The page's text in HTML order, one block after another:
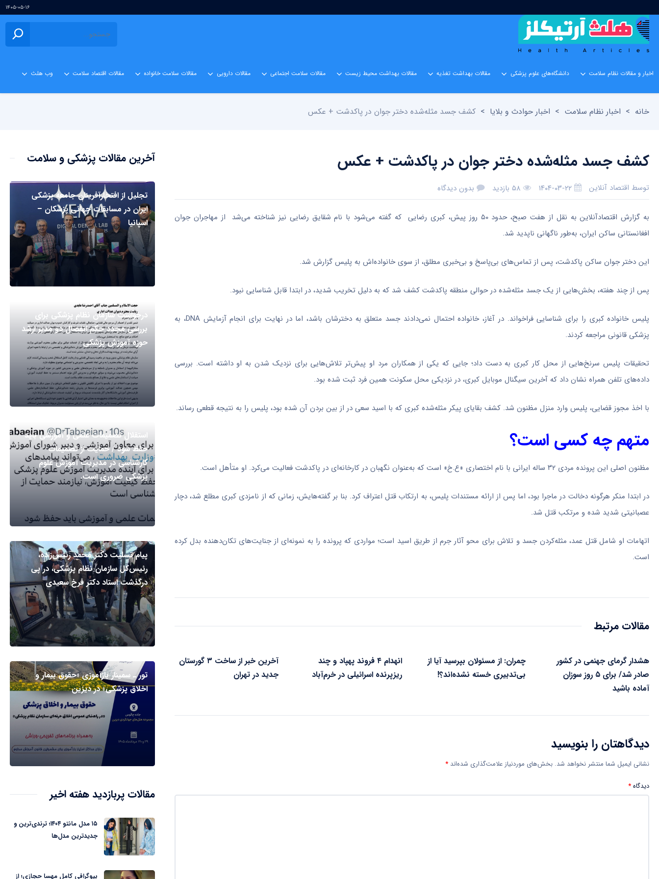
۱۴۰۵-۰۵-۱۶
اخبار و مقالات نظام سلامت دانشگاه‌های علوم پزشکی مقالات بهداشت تغذیه مقالات بهداشت محیط زیست مقالات سلامت اجتماعی مقالات دارویی مقالات سلامت خانواده مقالات اقتصاد سلامت وب هلث
خانه > اخبار نظام سلامت > اخبار حوادث و بلایا > کشف جسد مثله‌شده دختر جوان در پاکدشت + عکس
کشف جسد مثله‌شده دختر جوان در پاکدشت + عکس
توسط اقتصاد آنلاین ۱۴۰۴-۰۳-۲۲ ۵۸ بازدید بدون دیدگاه
به گزارش اقتصادآنلاین به نقل از هفت صبح، حدود ۵۰ روز پیش، کبری رضایی که گفته می‌شود با نام شقایق رضایی نیز شناخته می‌شد از مهاجران جوان
افغانستانی ساکن ایران، به‌طور ناگهانی ناپدید شد.
این دختر جوان ساکن پاکدشت، پس از تماس‌های بی‌پاسخ و بی‌خبری مطلق، از سوی خانواده‌اش به پلیس گزارش شد.
پس از چند هفته، بخش‌هایی از یک جسد مثله‌شده در حوالی منطقه پاکدشت کشف شد که به دلیل تخریب شدید، در ابتدا قابل شناسایی نبود.
پلیس خانواده کبری را برای شناسایی فراخواند. در آغاز، خانواده احتمال نمی‌دادند جسد متعلق به دخترشان باشد، اما در نهایت برای انجام آزمایش DNA، به
پزشکی قانونی مراجعه کردند.
تحقیقات پلیس سرنخ‌هایی از محل کار کبری به دست داد؛ جایی که یکی از همکاران مرد او پیش‌تر تلاش‌هایی برای نزدیک شدن به او داشته است. بررسی
داده‌های تلفن همراه نشان داد که آخرین سیگنال موبایل کبری، در نزدیکی محل سکونت همین فرد ثبت شده بود.
با اخذ مجوز قضایی، پلیس وارد منزل مظنون شد. کشف بقایای پیکر مثله‌شده کبری که با اسید سعی در از بین بردن آن شده بود، پلیس را به نتیجه قطعی رساند.
متهم چه کسی است؟
مظنون اصلی این پرونده مردی ۳۲ ساله ایرانی با نام اختصاری «ع.خ» است که به‌عنوان نگهبان در کارخانه‌ای در پاکدشت فعالیت می‌کرد. او متأهل است.
در ابتدا منکر هرگونه دخالت در ماجرا بود، اما پس از ارائه مستندات پلیس، به ارتکاب قتل اعتراف کرد. بنا بر گفته‌هایش، زمانی که از نامزدی کبری مطلع شد، دچار
عصبانیتی شدید شده و مرتکب قتل شد.
اتهامات او شامل قتل عمد، مثله‌کردن جسد و تلاش برای محو آثار جرم از طریق اسید است؛ مواردی که پرونده را به نمونه‌ای از جنایت‌های تکان‌دهنده بدل کرده
است.
مقالات مرتبط
هشدار گرمای جهنمی در کشور
صادر شد/ برای ۵ روز سوزان
آماده باشید
چمران: از مسئولان بپرسید آیا از
بی‌تدبیری خسته نشده‌اند؟!
انهدام ۴ فروند پهپاد و چند
ریزپرنده اسرائیلی در خرم‌آباد
آخرین خبر از ساخت ۳ گورستان‌
جدید در تهران
دیدگاهتان را بنویسید
نشانی ایمیل شما منتشر نخواهد شد. بخش‌های موردنیاز علامت‌گذاری شده‌اند *
دیدگاه*
آخرین مقالات پزشکی و سلامت
تجلیل از افتخارآفرینان جامعه پزشکی
ایران در مسابقات جهانی پزشکان –
اسپانیا
درخواست سازمان نظام پزشکی برای
بررسی مجدد حکم انفصال دو مدیر ارشد
حوزه آموزش پزشکی
استقلال تصمیمات علمی و آموزشی باید
حفظ شود / حمایت از تصمیمات
کارشناسی در مدیریت آموزش علوم
پزشکی ضروری است.
پیام تسلیت دکتر محمد رئیس‌زاده،
رئیس‌کل سازمان نظام پزشکی، در پی
درگذشت استاد دکتر فرخ سعیدی
تور ـ سمینار بازآموزی «حقوق بیمار و
اخلاق پزشکی» در دیزین
مقالات پربازدید هفته اخیر
۱۵ مدل مانتو ۱۴۰۴؛ ترندی‌ترین و
جدیدترین مدل‌ها
بیوگرافی کامل مهسا حجازی؛ از